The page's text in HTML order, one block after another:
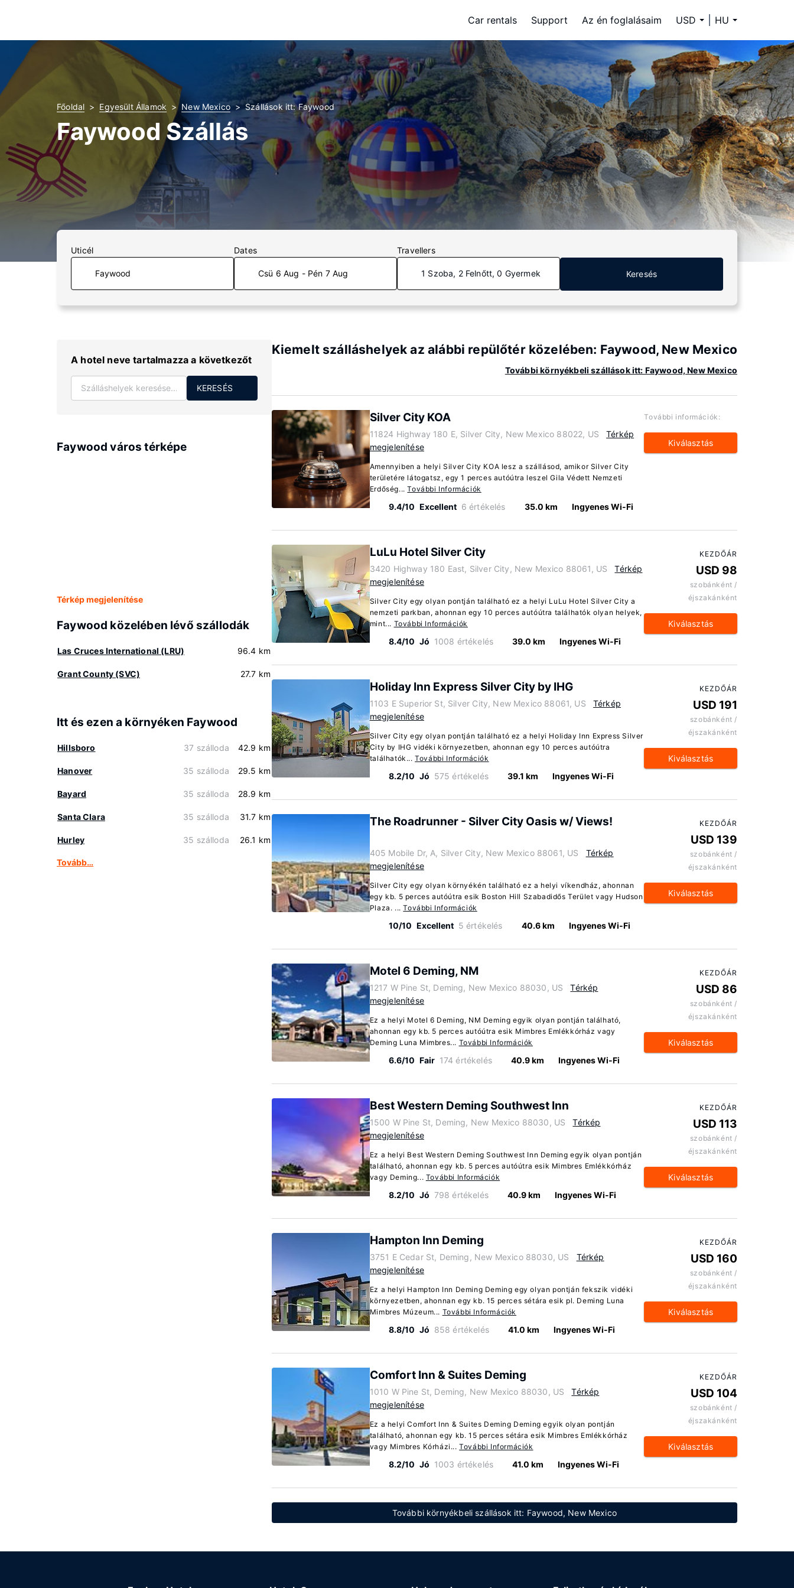
Car rentals Support Az én foglalásaim USD HU
Főoldal Egyesült Államok New Mexico Szállások itt: Faywood
Faywood Szállás
Uticél Dates
Csü 6 Aug - Pén 7 Aug
Travellers
1 Szoba, 2 Felnőtt, 0 Gyermek Keresés
A hotel neve tartalmazza a következőt
KERESÉS
Faywood város térképe
Térkép megjelenítése
Faywood közelében lévő szállodák
Las Cruces International (LRU) 96.4 km
Grant County (SVC) 27.7 km
Itt és ezen a környéken Faywood
Hillsboro 37 szálloda 42.9 km
Hanover 35 szálloda 29.5 km
Bayard 35 szálloda 28.9 km
Santa Clara 35 szálloda 31.7 km
Hurley 35 szálloda 26.1 km
Tovább…
Kiemelt szálláshelyek az alábbi repülőtér közelében: Faywood, New Mexico
További környékbeli szállások itt: Faywood, New Mexico
Silver City KOA
11824 Highway 180 E, Silver City, New Mexico 88022, US
Térkép
megjelenítése
Amennyiben a helyi Silver City KOA lesz a szállásod, amikor Silver City
területére látogatsz, egy 1 perces autóútra leszel Gila Védett Nemzeti
Erdőség...További Információk
9.4/10 Excellent 6 értékelés 35.0 km Ingyenes Wi-Fi
További információk:
Kiválasztás
LuLu Hotel Silver City
3420 Highway 180 East, Silver City, New Mexico 88061, US
Térkép
megjelenítése
Silver City egy olyan pontján található ez a helyi LuLu Hotel Silver City a
nemzeti parkban, ahonnan egy 10 perces autóútra találhatók olyan helyek,
mint... További Információk
8.4/10 Jó 1008 értékelés 39.0 km Ingyenes Wi-Fi
KEZDŐÁR
USD 98
szobánként /
éjszakánként
Kiválasztás
Holiday Inn Express Silver City by IHG
1103 E Superior St, Silver City, New Mexico 88061, US
Térkép
megjelenítése
Silver City egy olyan pontján található ez a helyi Holiday Inn Express Silver
City by IHG vidéki környezetben, ahonnan egy 10 perces autóútra
találhatók...További Információk
8.2/10 Jó 575 értékelés 39.1 km Ingyenes Wi-Fi
KEZDŐÁR
USD 191
szobánként /
éjszakánként
Kiválasztás
The Roadrunner - Silver City Oasis w/ Views!
405 Mobile Dr, A, Silver City, New Mexico 88061, US
Térkép
megjelenítése
Silver City egy olyan környékén található ez a helyi víkendház, ahonnan
egy kb. 5 perces autóútra esik Boston Hill Szabadidős Terület vagy Hudson
Plaza. ...További Információk
10/10 Excellent 5 értékelés 40.6 km Ingyenes Wi-Fi
KEZDŐÁR
USD 139
szobánként /
éjszakánként
Kiválasztás
Motel 6 Deming, NM
1217 W Pine St, Deming, New Mexico 88030, US
Térkép
megjelenítése
Ez a helyi Motel 6 Deming, NM Deming egyik olyan pontján található,
ahonnan egy kb. 5 perces autóútra esik Mimbres Emlékkórház vagy
Deming Luna Mimbres... További Információk
6.6/10 Fair 174 értékelés 40.9 km Ingyenes Wi-Fi
KEZDŐÁR
USD 86
szobánként /
éjszakánként
Kiválasztás
Best Western Deming Southwest Inn
1500 W Pine St, Deming, New Mexico 88030, US
Térkép
megjelenítése
Ez a helyi Best Western Deming Southwest Inn Deming egyik olyan pontján
található, ahonnan egy kb. 5 perces autóútra esik Mimbres Emlékkórház
vagy Deming... További Információk
8.2/10 Jó 798 értékelés 40.9 km Ingyenes Wi-Fi
KEZDŐÁR
USD 113
szobánként /
éjszakánként
Kiválasztás
Hampton Inn Deming
3751 E Cedar St, Deming, New Mexico 88030, US
Térkép
megjelenítése
Ez a helyi Hampton Inn Deming Deming egy olyan pontján fekszik vidéki
környezetben, ahonnan egy kb. 15 perces sétára esik pl. Deming Luna
Mimbres Múzeum... További Információk
8.8/10 Jó 858 értékelés 41.0 km Ingyenes Wi-Fi
KEZDŐÁR
USD 160
szobánként /
éjszakánként
Kiválasztás
Comfort Inn & Suites Deming
1010 W Pine St, Deming, New Mexico 88030, US
Térkép
megjelenítése
Ez a helyi Comfort Inn & Suites Deming Deming egyik olyan pontján
található, ahonnan egy kb. 15 perces sétára esik Mimbres Emlékkórház
vagy Mimbres Kórházi...További Információk
8.2/10 Jó 1003 értékelés 41.0 km Ingyenes Wi-Fi
KEZDŐÁR
USD 104
szobánként /
éjszakánként
Kiválasztás
További környékbeli szállások itt: Faywood, New Mexico